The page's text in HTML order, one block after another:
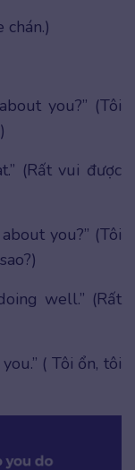
chán.)
you?” (Tôi
(Rất vui được
you?” (Tôi
well.” (Rất
( Tôi ổn, tôi